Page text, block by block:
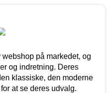
på markedet, og
og indretning. Deres
klassiske, den moderne
at se deres udvalg.